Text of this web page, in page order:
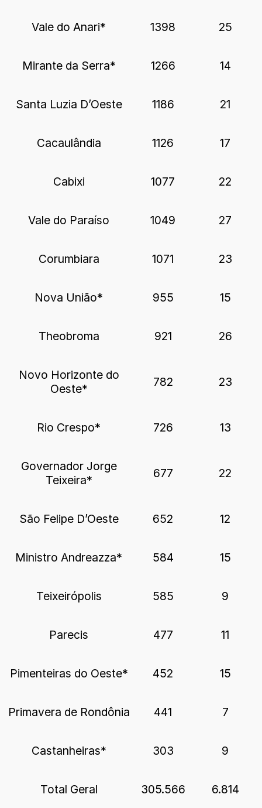
Vale do Anari* 1398 25
Mirante da Serra* 1266 14
Santa Luzia D’Oeste 1186 21
Cacaulândia 1126 17
Cabixi 1077 22
Vale do Paraíso 1049 27
Corumbiara 1071 23
Nova União* 955 15
Theobroma 921 26
Novo Horizonte do
Oeste*
782 23
Rio Crespo* 726 13
Governador Jorge
Teixeira*
677 22
São Felipe D’Oeste 652 12
Ministro Andreazza* 584 15
Teixeirópolis 585 9
Parecis 477 11
Pimenteiras do Oeste* 452 15
Primavera de Rondônia 441 7
Castanheiras* 303 9
Total Geral 305.566 6.814